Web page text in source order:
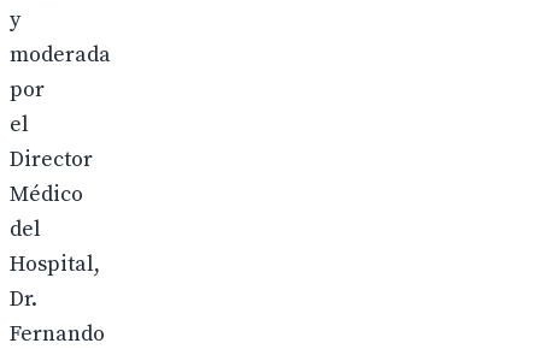
y
moderada
por
el
Director
Médico
del
Hospital,
Dr.
Fernando